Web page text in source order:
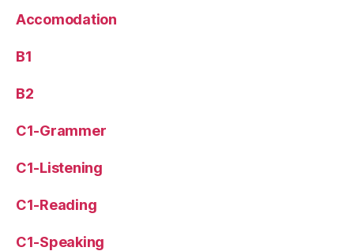
Accomodation
B1
B2
C1-Grammer
C1-Listening
C1-Reading
C1-Speaking